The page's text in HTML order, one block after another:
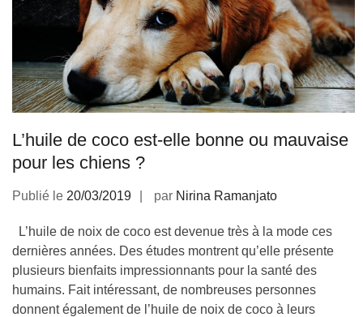
L’huile de coco est-elle bonne ou mauvaise
pour les chiens ?
Publié le 20/03/2019 par Nirina Ramanjato
L’huile de noix de coco est devenue très à la mode ces
dernières années. Des études montrent qu’elle présente
plusieurs bienfaits impressionnants pour la santé des
humains. Fait intéressant, de nombreuses personnes
donnent également de l’huile de noix de coco à leurs